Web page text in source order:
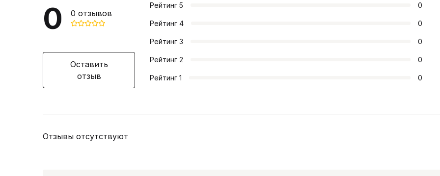
0 0 отзывов
Оставить
отзыв
Рейтинг5 0
Рейтинг4 0
Рейтинг3 0
Рейтинг2 0
Рейтинг1 0
Отзывы отсутствуют